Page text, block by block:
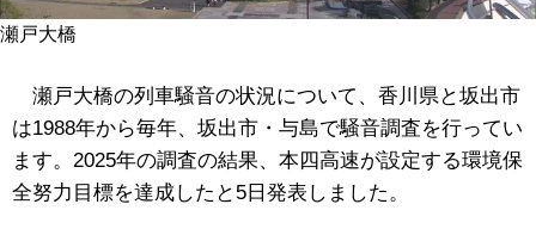
瀬戸大橋
瀬戸大橋の列車騒音の状況について、香川県と坂出市
は1988年から毎年、坂出市・与島で騒音調査を行ってい
ます。2025年の調査の結果、本四高速が設定する環境保
全努力目標を達成したと5日発表しました。